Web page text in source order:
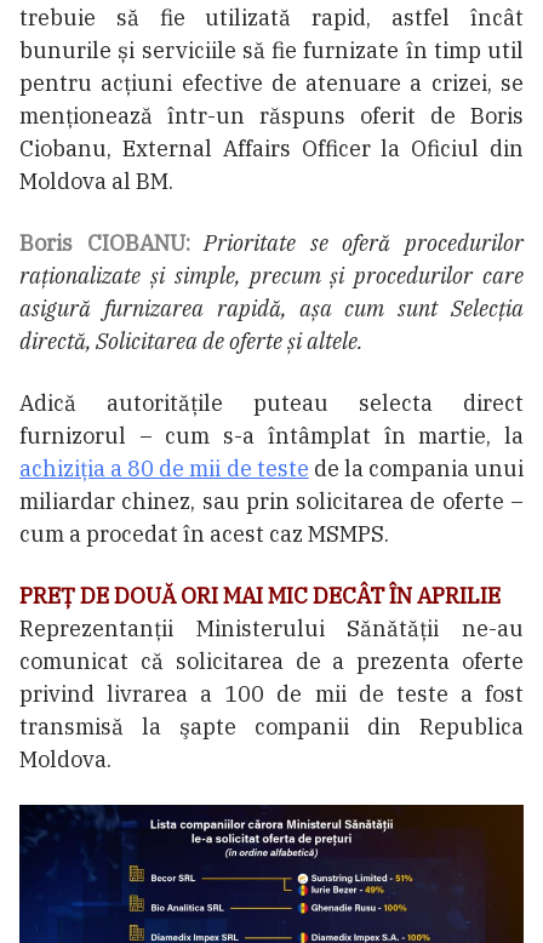
trebuie să fie utilizată rapid, astfel încât
bunurile și serviciile să fie furnizate în timp util
pentru acțiuni efective de atenuare a crizei, se
menționează într-un răspuns oferit de Boris
Ciobanu, External Affairs Officer la Oficiul din
Moldova al BM.
Boris CIOBANU: Prioritate se oferă procedurilor
raționalizate și simple, precum și procedurilor care
asigură furnizarea rapidă, așa cum sunt Selecția
directă, Solicitarea de oferte și altele.
Adică autorităţile puteau selecta direct
furnizorul – cum s-a întâmplat în martie, la
achiziţia a 80 de mii de teste de la compania unui
miliardar chinez, sau prin solicitarea de oferte –
cum a procedat în acest caz MSMPS.
PREȚ DE DOUĂ ORI MAI MIC DECÂT ÎN APRILIE
Reprezentanții Ministerului Sănătății ne-au
comunicat că solicitarea de a prezenta oferte
privind livrarea a 100 de mii de teste a fost
transmisă la şapte companii din Republica
Moldova.